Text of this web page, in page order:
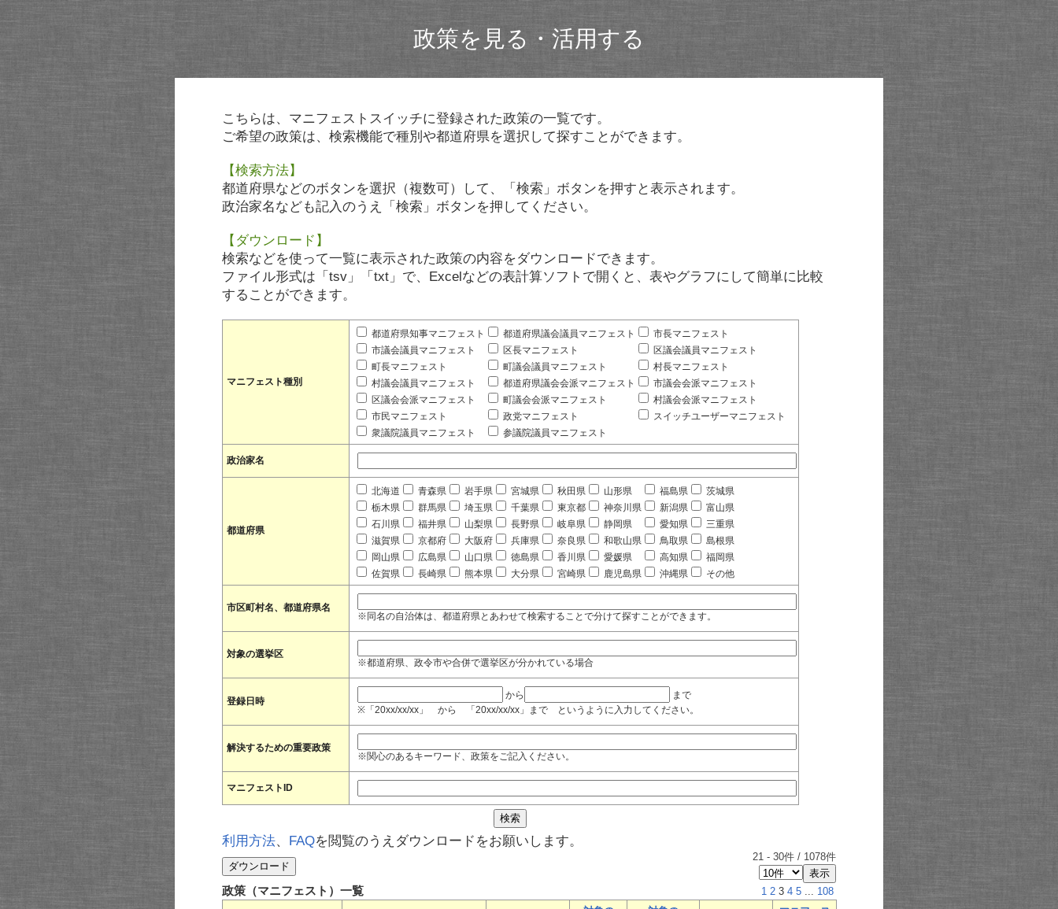
政策を見る・活用する
こちらは、マニフェストスイッチに登録された政策の一覧です。
ご希望の政策は、検索機能で種別や都道府県を選択して探すことができます。
【検索方法】
都道府県などのボタンを選択（複数可）して、「検索」ボタンを押すと表示されます。
政治家名なども記入のうえ「検索」ボタンを押してください。
【ダウンロード】
検索などを使って一覧に表示された政策の内容をダウンロードできます。
ファイル形式は「tsv」「txt」で、Excelなどの表計算ソフトで開くと、表やグラフにして簡単に比較
することができます。
マニフェスト種別
都道府県知事マニフェスト 都道府県議会議員マニフェスト
市長マニフェスト
市議会議員マニフェスト
区長マニフェスト
区議会議員マニフェスト
町長マニフェスト
町議会議員マニフェスト
村長マニフェスト
村議会議員マニフェスト
都道府県議会会派マニフェスト
市議会会派マニフェスト
区議会会派マニフェスト
町議会会派マニフェスト
村議会会派マニフェスト
市民マニフェスト
政党マニフェスト
スイッチユーザーマニフェスト
衆議院議員マニフェスト
参議院議員マニフェスト
政治家名
都道府県
北海道 青森県 岩手県 宮城県 秋田県 山形県 福島県
茨城県
栃木県
群馬県 埼玉県 千葉県 東京都 神奈川県 新潟県
富山県
石川県
福井県 山梨県 長野県 岐阜県 静岡県 愛知県
三重県
滋賀県
京都府 大阪府 兵庫県 奈良県 和歌山県 鳥取県
島根県
岡山県
広島県 山口県 徳島県 香川県 愛媛県 高知県
福岡県
佐賀県
長崎県 熊本県 大分県 宮崎県 鹿児島県 沖縄県 その他
市区町村名、都道府県名
※同名の自治体は、都道府県とあわせて検索することで分けて探すことができます。
対象の選挙区
※都道府県、政令市や合併で選挙区が分かれている場合
登録日時
から
まで
※「20xx/xx/xx」 から 「20xx/xx/xx」まで というように入力してください。
解決するための重要政策
※関心のあるキーワード、政策をご記入ください。
マニフェストID
利用方法、 FAQを閲覧のうえダウンロードをお願いします。
21 - 30件 / 1078件
政策（マニフェスト）一覧 1 2 3 4 5 ... 108